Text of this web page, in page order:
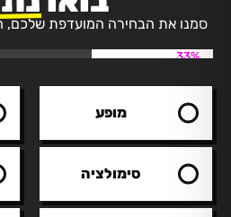
סמנו את הבחירה המועדפת שלכם,
33%
מופע
סימולציה